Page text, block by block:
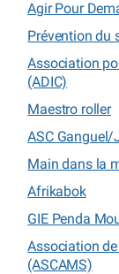
Agir Pour
Prévention du
Association
(ADIC)
Maestro roller
ASC Ganguel/
Main dans la
Afrikabok
GIE Penda
Association
(ASCAMS)